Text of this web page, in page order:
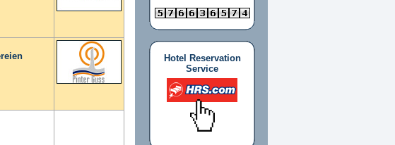
Hotel Reservation
Service